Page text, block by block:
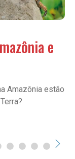
e
Amazônia estão